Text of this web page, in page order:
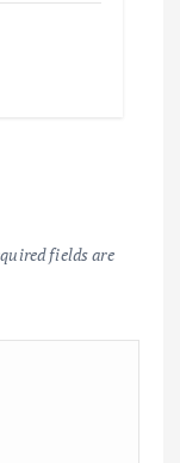
fields are